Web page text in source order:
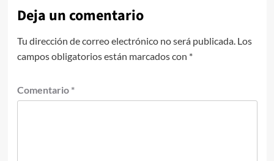
Deja un comentario
Tu dirección de correo electrónico no será publicada. Los
campos obligatorios están marcados con *
Comentario *